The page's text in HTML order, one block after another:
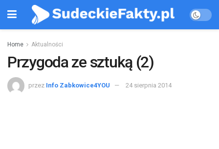
Home Aktualności
Przygoda ze sztuką (2)
przez Info Zabkowice4YOU 24 sierpnia 2014